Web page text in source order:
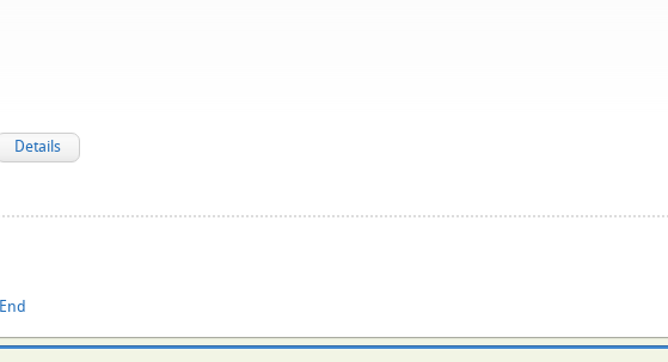
Details
End